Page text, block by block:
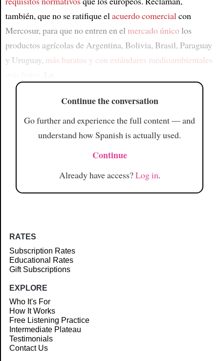
también, que no se ratifique elacuerdo comercialcon
Mercosur, para que no entren en el mercado únicolos
productos agrícolas de Argentina, Bolivia, Brasil, Paraguay
y Uruguay, más baratos y con estándares medioambientales
Continue the conversation
Go further and experience the full content — and
understand how Spanish is actually used.
Continue
Already have access?Log in.
RATES
Subscription Rates
Educational Rates
Gift Subscriptions
EXPLORE
Who It's For
How It Works
Free Listening Practice
Intermediate Plateau
Testimonials
Contact Us